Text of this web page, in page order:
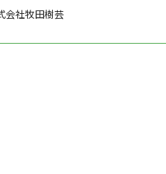
会社牧田樹芸